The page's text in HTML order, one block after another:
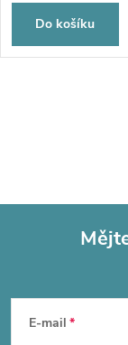
Do košíku
E-mail